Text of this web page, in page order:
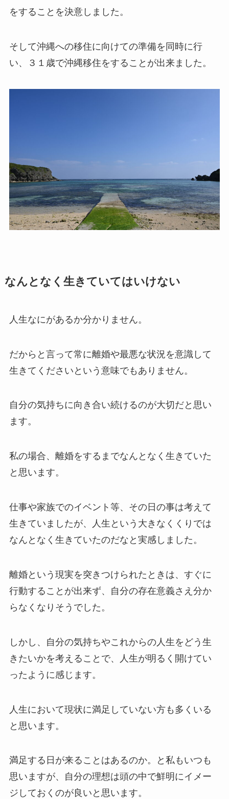
をすることを決意しました。
そして沖縄への移住に向けての準備を同時に行
い、３１歳で沖縄移住をすることが出来ました。
なんとなく生きていてはいけない
人生なにがあるか分かりません。
だからと言って常に離婚や最悪な状況を意識して
生きてくださいという意味でもありません。
自分の気持ちに向き合い続けるのが大切だと思い
ます。
私の場合、離婚をするまでなんとなく生きていた
と思います。
仕事や家族でのイベント等、その日の事は考えて
生きていましたが、人生という大きなくくりでは
なんとなく生きていたのだなと実感しました。
離婚という現実を突きつけられたときは、すぐに
行動することが出来ず、自分の存在意義さえ分か
らなくなりそうでした。
しかし、自分の気持ちやこれからの人生をどう生
きたいかを考えることで、人生が明るく開けてい
ったように感じます。
人生において現状に満足していない方も多くいる
と思います。
満足する日が来ることはあるのか。と私もいつも
思いますが、自分の理想は頭の中で鮮明にイメー
ジしておくのが良いと思います。